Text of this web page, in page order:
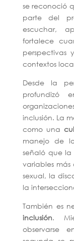
se reconoció
parte del
escuchar,
fortalece
perspectivas
contextos
Desde la
profundizó
inclusión. La
como una
manejo de
señaló que
variables
sexual, la
la
También es
inclusión.
observarse